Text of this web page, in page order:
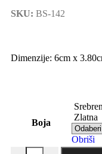
SKU: BS-142
Dimenzije: 6cm x
Boja
Zlatna
Obriši